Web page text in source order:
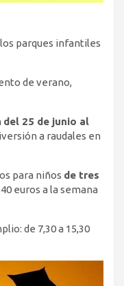
parques infantiles
de verano,
del 25 de junio al
a raudales en
para niños de tres
euros a la semana
de 7,30 a 15,30